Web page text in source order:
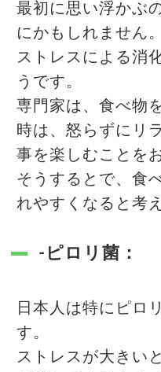
最初に思い浮かぶ
にかもしれません。
ストレスによる消
うです。
専門家は、食べ物
時は、怒らずにリ
事を楽しむことを
そうするとで、食
れやすくなると考
-ピロリ菌：
日本人は特にピロ
す。
ストレスが大きい